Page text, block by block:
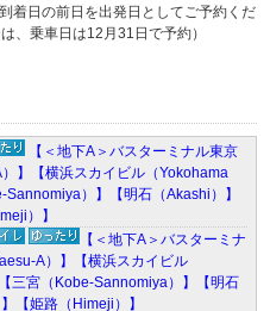
着日の前日を出発日としてご予約くだ
、乗車日は12月31日で予約）
【＜地下A＞バスターミナル東京
】【横浜スカイビル（Yokohama
）】【明石（Akashi）】
）】
【＜地下A＞バスターミナ
A）】【横浜スカイビル
宮（Kobe-Sannomiya）】【明石
【姫路（Himeji）】